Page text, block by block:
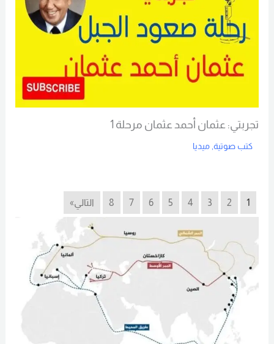
تجربتي: عثمان أحمد عثمان مرحلة 1
كتب صوتية, ميديا
1
2
3
4
5
6
7
8 التالي»